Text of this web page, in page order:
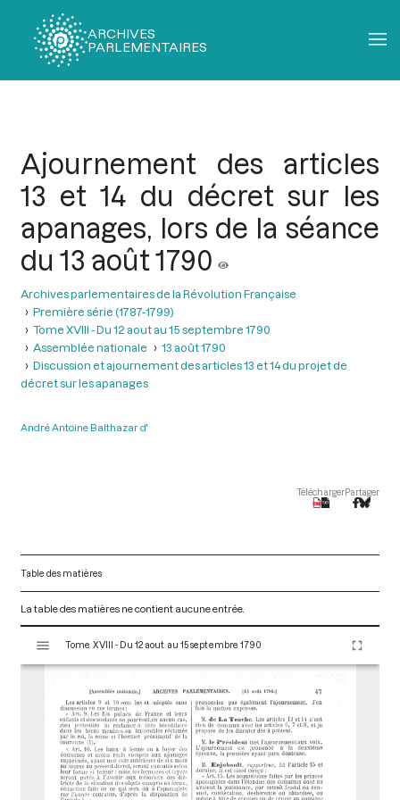
ARCHIVES
PARLEMENTAIRES
Ajournement des articles
13 et 14 du décret sur les
apanages, lors de la séance
du 13 août 1790
Archives parlementaires de la Révolution Française
Première série (1787-1799)
Tome XVIII - Du 12 aout au 15 septembre 1790
Assemblée nationale
13 août 1790
Discussion et ajournement des articles 13 et 14 du projet de
décret sur les apanages
André Antoine Balthazar d'
TéléchargerPartager
Table des matières
La table des matières ne contient aucune entrée.
s
Tome XVIII - Du 12 aout au 15 septembre 1790